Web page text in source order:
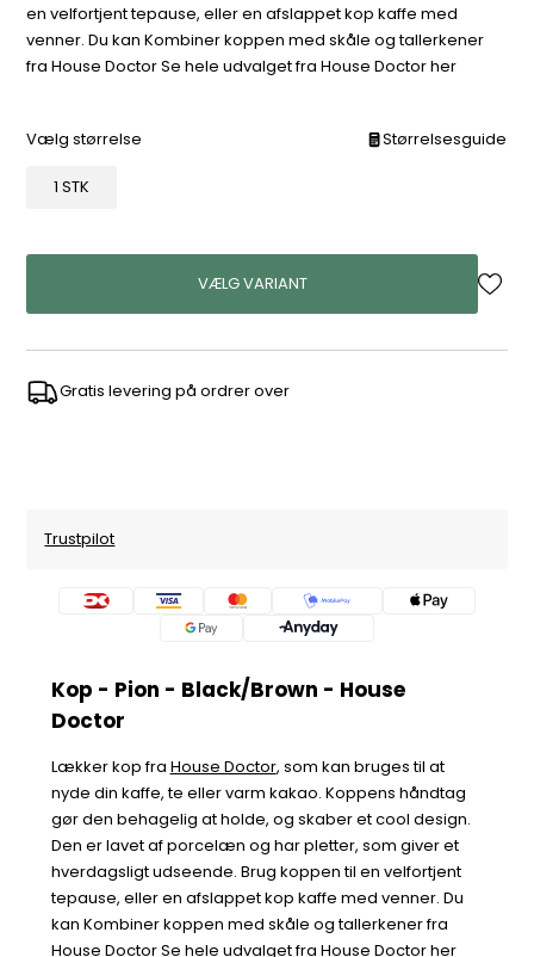
en velfortjent tepause, eller en afslappet kop kaffe med
venner. Du kan Kombiner koppen med skåle og tallerkener
fra House Doctor Se hele udvalget fra House Doctor her
Vælg størrelse Størrelsesguide
1 STK
VÆLG VARIANT
Gratis levering på ordrer over
Trustpilot
Kop - Pion - Black/Brown - House
Doctor
Lækker kop fra House Doctor, som kan bruges til at
nyde din kaffe, te eller varm kakao. Koppens håndtag
gør den behagelig at holde, og skaber et cool design.
Den er lavet af porcelæn og har pletter, som giver et
hverdagsligt udseende. Brug koppen til en velfortjent
tepause, eller en afslappet kop kaffe med venner. Du
kan Kombiner koppen med skåle og tallerkener fra
House DoctorSe hele udvalget fra House Doctorher